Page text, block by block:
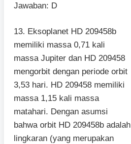
Jawaban: D
13. Eksoplanet HD 209458b
memiliki massa 0,71 kali
massa Jupiter dan HD 209458
mengorbit dengan periode orbit
3,53 hari. HD 209458 memiliki
massa 1,15 kali massa
matahari. Dengan asumsi
bahwa orbit HD 209458b adalah
lingkaran (yang merupakan